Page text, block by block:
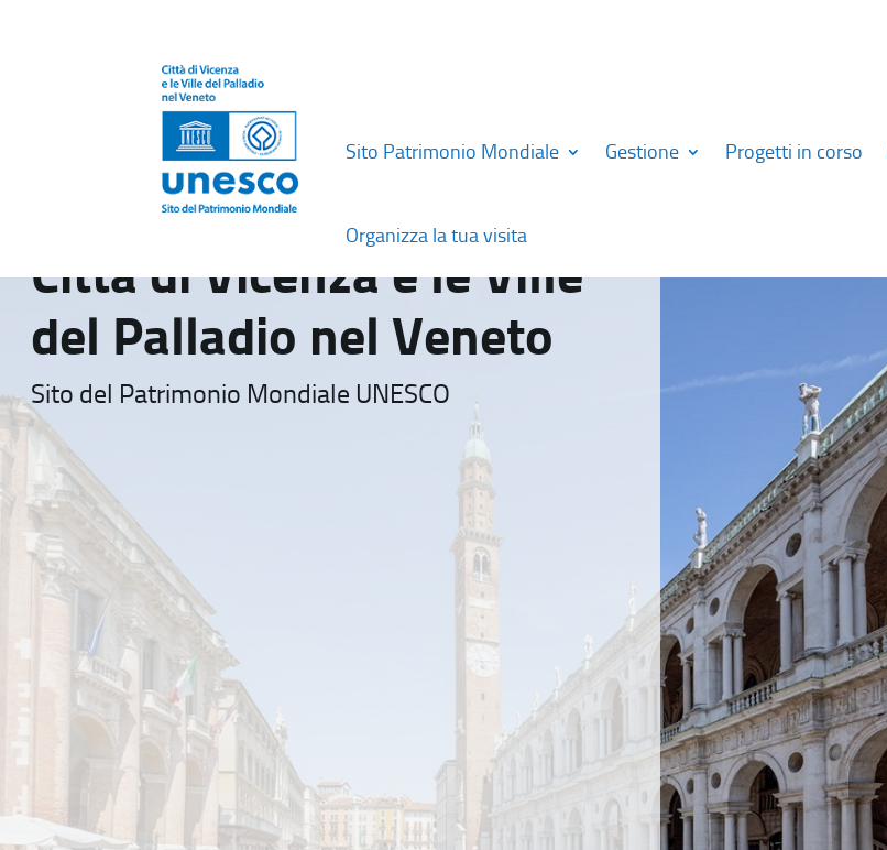
Sito Patrimonio Mondiale Gestione Progetti in corso
Organizza la tua visita
Città di Vicenza e le Ville
del Palladio nel Veneto
Sito del Patrimonio Mondiale UNESCO